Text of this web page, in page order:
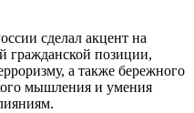
сделал акцент на
гражданской позиции,
а также бережного
мышления и умения